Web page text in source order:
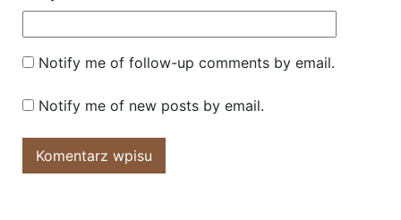
Notify me of follow-up comments by email.
Notify me of new posts by email.